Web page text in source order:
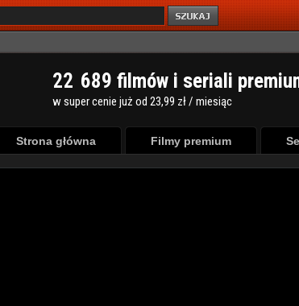
22 689 filmów i seriali
w super cenie już od 23,99 zł / miesiąc
Strona główna Filmy premium